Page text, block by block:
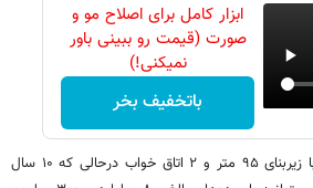
ابزار کامل برای اصلاح مو و
صورت (قیمت رو ببینی باور
نمیکنی!)
باتخفیف بخر
آپارتمانی در محدوده طرشت با زیربنای ۹۵ متر و ۲ اتاق خواب درحالی که ۱۰ سال